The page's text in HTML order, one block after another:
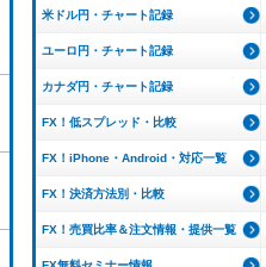
米ドル円・チャート記録
ユーロ円・チャート記録
カナダ円・チャート記録
FX！低スプレッド・比較
FX！iPhone・Android・対応一覧
FX！決済方法別・比較
FX！売買比率＆注文情報・提供一覧